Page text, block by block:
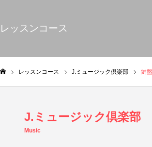
レッスンコース
レッスンコース J.ミュージック倶楽部 鍵
J.ミュージック倶楽部
Music